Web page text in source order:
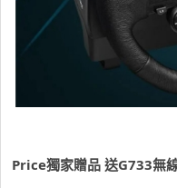
Price獨家贈品 送G733無